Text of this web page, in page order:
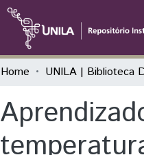
Home